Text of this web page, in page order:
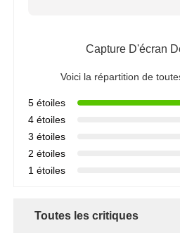
Capture D'écran
Voici la répartition de
5 étoiles
4 étoiles
3 étoiles
2 étoiles
1 étoiles
Toutes les critiques